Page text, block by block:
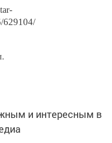
629104/
и интересным в